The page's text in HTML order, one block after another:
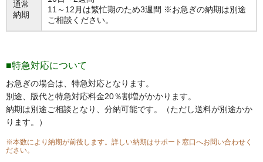
通常
納期
11～12月は繁忙期のため3週間 ※お急ぎの納期は別途
ご相談ください。
■特急対応について
お急ぎの場合は、特急対応となります。
別途、版代と特急対応料金20％割増がかかります。
納期は別途ご相談となり、分納可能です。（ただし送料が別途かか
ります。）
※本数により納期が前後します。詳しい納期はサポート窓口へお問い合わせく
ださい。